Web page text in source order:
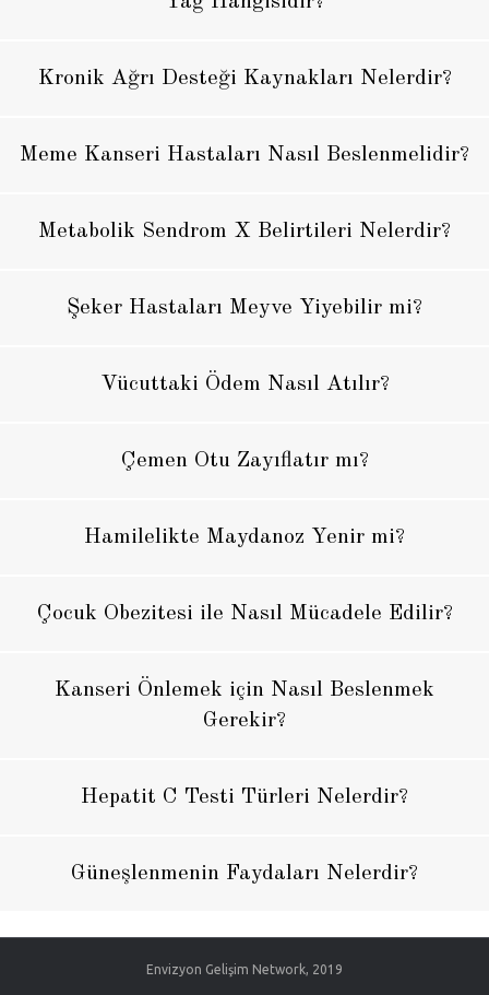
Kronik Ağrı Desteği Kaynakları Nelerdir?
Meme Kanseri Hastaları Nasıl Beslenmelidir?
Metabolik Sendrom X Belirtileri Nelerdir?
Şeker Hastaları Meyve Yiyebilir mi?
Vücuttaki Ödem Nasıl Atılır?
Çemen Otu Zayıflatır mı?
Hamilelikte Maydanoz Yenir mi?
Çocuk Obezitesi ile Nasıl Mücadele Edilir?
Kanseri Önlemek için Nasıl Beslenmek
Gerekir?
Hepatit C Testi Türleri Nelerdir?
Güneşlenmenin Faydaları Nelerdir?
Envizyon Gelişim Network, 2019